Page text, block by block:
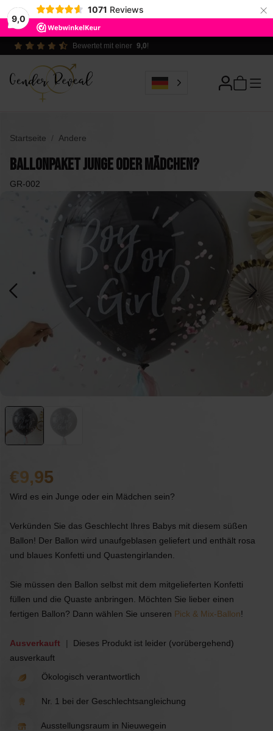
9,0
1071 Reviews ×
Ökologisch verantwortlich
Startseite Andere
Ballonpaket Junge oder Mädchen?
GR-002
9,95
Wird es ein Junge oder ein Mädchen sein?
Verkünden Sie das Geschlecht Ihres Babys mit diesem süßen
Ballon! Der Ballon wird unaufgeblasen geliefert und enthält rosa
und blaues Konfetti und Quastengirlanden.
Sie müssen den Ballon selbst mit dem mitgelieferten Konfetti
füllen und die Quaste anbringen. Möchten Sie lieber einen
fertigen Ballon? Dann wählen Sie unseren Pick & Mix-Ballon!
Ausverkauft
Dieses Produkt ist leider (vorübergehend)
ausverkauft
Ökologisch verantwortlich
Nr. 1 bei der Geschlechtsangleichung
Ausstellungsraum in Nieuwegein